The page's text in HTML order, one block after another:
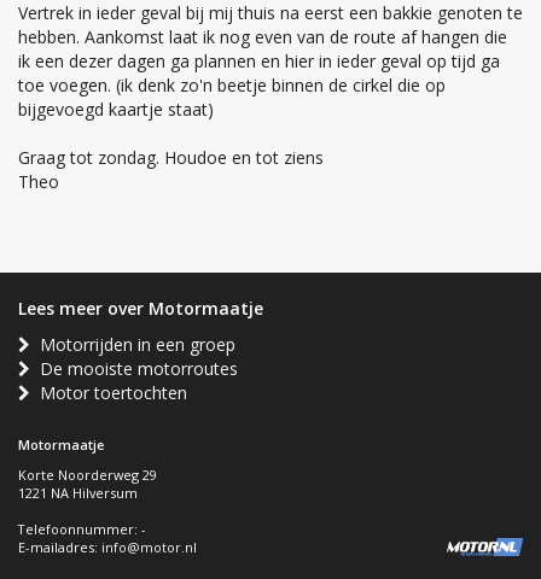
Vertrek in ieder geval bij mij thuis na eerst een bakkie genoten te
hebben. Aankomst laat ik nog even van de route af hangen die
ik een dezer dagen ga plannen en hier in ieder geval op tijd ga
toe voegen. (ik denk zo'n beetje binnen de cirkel die op
bijgevoegd kaartje staat)
Graag tot zondag. Houdoe en tot ziens
Theo
Lees meer over Motormaatje
Motorrijden in een groep
De mooiste motorroutes
Motor toertochten
Motormaatje
Korte Noorderweg 29
1221 NA Hilversum
Telefoonnummer: -
E-mailadres: info@motor.nl